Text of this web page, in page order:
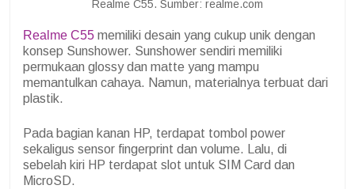
Realme C55. Sumber: realme.com
Realme C55 memiliki desain yang cukup unik dengan
konsep Sunshower. Sunshower sendiri memiliki
permukaan glossy dan matte yang mampu
memantulkan cahaya. Namun, materialnya terbuat dari
plastik.
Pada bagian kanan HP, terdapat tombol power
sekaligus sensor fingerprint dan volume. Lalu, di
sebelah kiri HP terdapat slot untuk SIM Card dan
MicroSD.